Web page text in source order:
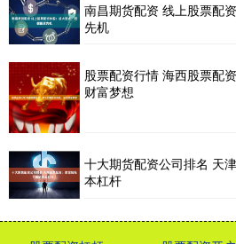
南昌期货配资 线上股票配
先机
股票配资行情 海西股票配
财富梦想
十大期货配资公司排名 天
本杠杆